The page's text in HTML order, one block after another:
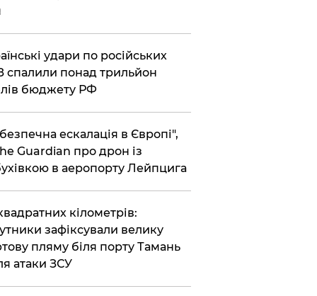
удари по російських
спалили понад трильйон
бюджету РФ
ескалація в Європі",
Guardian про дрон із
в аеропорту Лейпцига
кілометрів:
зафіксували велику
пляму біля порту Тамань
атаки ЗСУ